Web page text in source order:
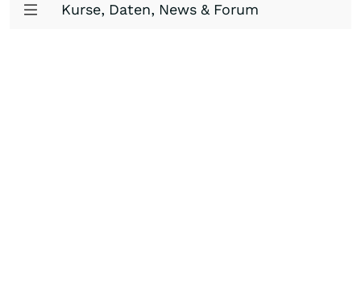
Kurse, Daten, News & Forum